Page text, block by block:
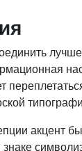
акцент